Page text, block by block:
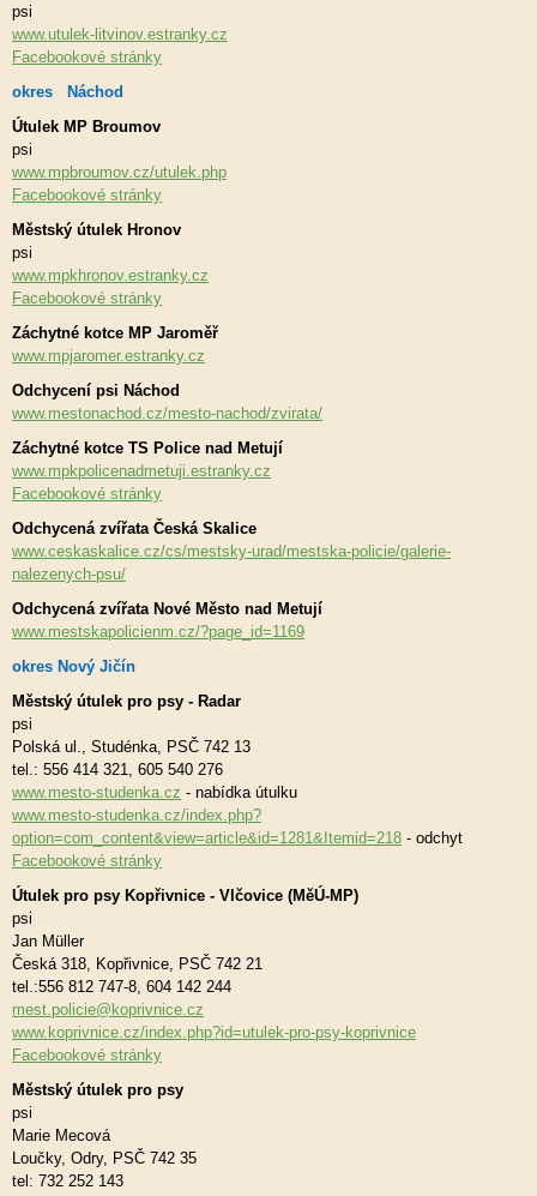
psi
www.utulek-litvinov.estranky.cz
Facebookové stránky
okres Náchod
Útulek MP Broumov
psi
www.mpbroumov.cz/utulek.php
Facebookové stránky
Městský útulek Hronov
psi
www.mpkhronov.estranky.cz
Facebookové stránky
Záchytné kotce MP Jaroměř
www.mpjaromer.estranky.cz
Odchycení psi Náchod
www.mestonachod.cz/mesto-nachod/zvirata/
Záchytné kotce TS Police nad Metují
www.mpkpolicenadmetuji.estranky.cz
Facebookové stránky
Odchycená zvířata Česká Skalice
www.ceskaskalice.cz/cs/mestsky-urad/mestska-policie/galerie-
nalezenych-psu/
Odchycená zvířata Nové Město nad Metují
www.mestskapolicienm.cz/?page_id=1169
okres Nový Jičín
Městský útulek pro psy - Radar
psi
Polská ul., Studénka, PSČ 742 13
tel.: 556 414 321, 605 540 276
www.mesto-studenka.cz - nabídka útulku
www.mesto-studenka.cz/index.php?
option=com_content&view=article&id=1281&Itemid=218 - odchyt
Facebookové stránky
Útulek pro psy Kopřivnice - Vlčovice (MěÚ-MP)
psi
Jan Müller
Česká 318, Kopřivnice, PSČ 742 21
tel.:556 812 747-8, 604 142 244
mest.policie@koprivnice.cz
www.koprivnice.cz/index.php?id=utulek-pro-psy-koprivnice
Facebookové stránky
Městský útulek pro psy
psi
Marie Mecová
Loučky, Odry, PSČ 742 35
tel: 732 252 143